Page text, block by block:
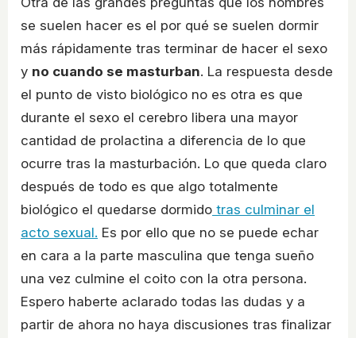
se suelen hacer es el por qué se suelen dormir
más rápidamente tras terminar de hacer el sexo
y no cuando se masturban. La respuesta desde
el punto de visto biológico no es otra es que
durante el sexo el cerebro libera una mayor
cantidad de prolactina a diferencia de lo que
ocurre tras la masturbación. Lo que queda claro
después de todo es que algo totalmente
biológico el quedarse dormido tras culminar el
acto sexual. Es por ello que no se puede echar
en cara a la parte masculina que tenga sueño
una vez culmine el coito con la otra persona.
Espero haberte aclarado todas las dudas y a
partir de ahora no haya discusiones tras finalizar